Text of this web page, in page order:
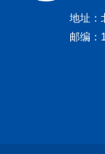
地址：
邮编：